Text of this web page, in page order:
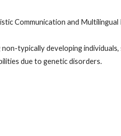
Communication and
typically developing individuals,
due to genetic disorders.